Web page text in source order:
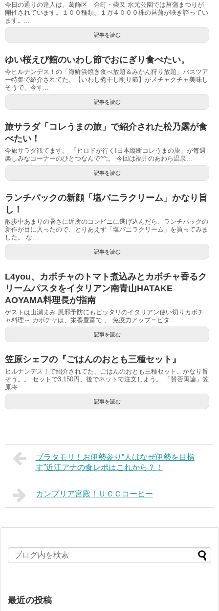
今日の通りの達人は、葛飾区 金町・柴又 水元公園では菖蒲まつりが
開催されています。１００種類、１万４０００株の菖蒲が咲き誇ってい
ます。...
記事を読む
ゆい桜えび館のいわし節でおにぎり食べたい。
今ヒルナンデス！の「海鮮浜焼き食べ放題＆みかん狩り放題」バスツア
ー特集で紹介されてた、【いわし煮干し削り節】がメチャクチャ美味し
そうで、今す...
記事を読む
旅サラダ「コレうまの旅」で紹介された松乃露が食
べたい！
今旅サラダ観てます。 「ヒロドが行く!日本縦断コレうまの旅」が毎週
楽しみなコーナーのひとつなんで^^;。 今回は福井のあわら温泉...
記事を読む
ランチパックの新顔「塩バニラクリーム」かなり旨
し！
散歩中あまりの暑さに近所のコンビニに逃げ込んだら、ランチパックの
新作が目に入ったので、とりあえず「塩バニラクリーム」を買ってみま
した。 な...
記事を読む
L4you、カボチャのトマト煮込みとカボチャ香るク
リームパスタをイタリアン南青山HATAKE
AOYAMA料理長が指南
ゲストは山瀬まみ 風邪予防にもピッタリのイタリアン使い切りカボチ
ャ料理～ カボチャは、栄養豊富で 、 免疫力アップ＝ビタ...
記事を読む
笠原シェフの『ごはんのおとも三種セット』
ヒルナンデス！で紹介されてた、ごはんのおとも三種セット、かなり旨
そう。。 セットで3,150円、後でネットで注文しよう。 「賛否両論」笠
原将...
記事を読む
ブラタモリ！お伊勢参り”人はなぜ伊勢を目指
す”近江アナの食レポはこれから？！
カンブリア宮殿！ＵＣＣコーヒー
最近の投稿